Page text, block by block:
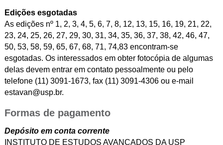
Edições esgotadas
As edições nº 1, 2, 3, 4, 5, 6, 7, 8, 12, 13, 15, 16, 19, 21, 22,
23, 24, 25, 26, 27, 29, 30, 31, 34, 35, 36, 37, 38, 42, 46, 47,
50, 53, 58, 59, 65, 67, 68, 71, 74,83 encontram-se
esgotadas. Os interessados em obter fotocópia de algumas
delas devem entrar em contato pessoalmente ou pelo
telefone (11) 3091-1673, fax (11) 3091-4306 ou e-mail
estavan@usp.br.
Formas de pagamento
Depósito em conta corrente
INSTITUTO DE ESTUDOS AVANÇADOS DA USP